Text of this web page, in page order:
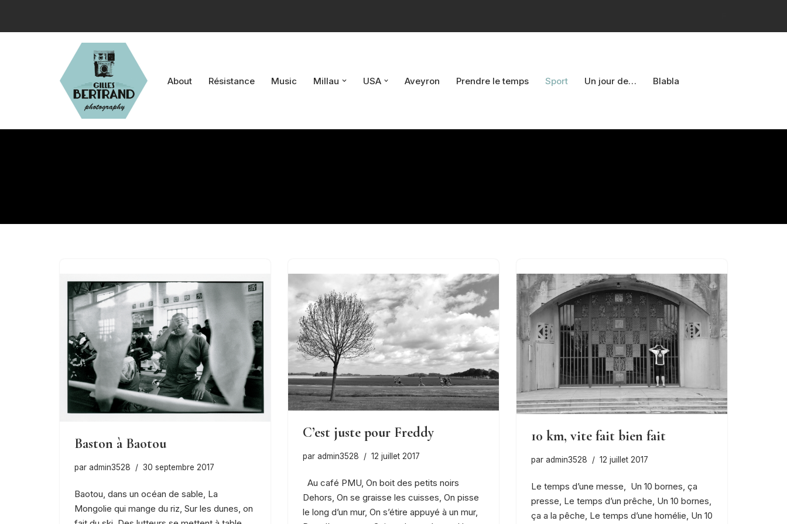
Aller
About Résistance Music Millau USA Aveyron Prendre le temps Sport Un jour de… Blabla
Baston à Baotou
par admin3528 30 septembre 2017
Baotou, dans un océan de sable, La
Mongolie qui mange du riz, Sur les dunes, on
C’est juste pour Freddy
par admin3528 12 juillet 2017
Au café PMU, On boit des petits noirs
Dehors, On se graisse les cuisses, On pisse
le long d’un mur, On s’étire appuyé à un mur,
10 km, vite fait bien fait
par admin3528 12 juillet 2017
Le temps d’une messe, Un 10 bornes, ça
presse, Le temps d’un prêche, Un 10 bornes,
ça a la pêche, Le temps d’une homélie, Un 10